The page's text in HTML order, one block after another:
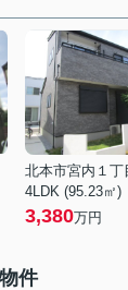
北本市宮内１丁
4LDK (95.23㎡)
3,380万円
件